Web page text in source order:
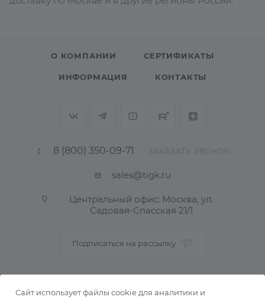
О КОМПАНИИ СЕРТИФИКАТЫ
ИНФОРМАЦИЯ КОНТАКТЫ
8 (800) 350-09-71 ЗАКАЗАТЬ ЗВОНОК
sales@tigk.ru
Центральный офис: Москва, ул.
Садовая-Спасская 21/1
Подписаться на рассылку
Сайт использует файлы cookie для аналитики и